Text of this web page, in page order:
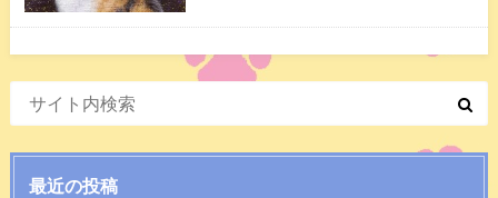
最近の投稿